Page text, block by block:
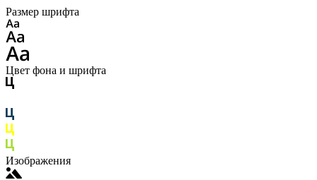
Размер шрифта
Цвет фона и шрифта
Изображения